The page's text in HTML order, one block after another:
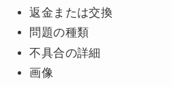
返金または交換
問題の種類
不具合の詳細
画像